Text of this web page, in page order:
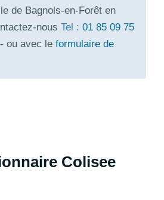
de Bagnols-en-Forêt en
nous Tel : 01 85 09 75
ou avec le formulaire de
Colisee